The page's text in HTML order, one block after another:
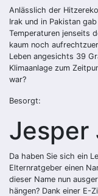
Anlässlich der
Irak und in Pakistan
Temperaturen jenseits
kaum noch
Leben angesichts 39
Klimaanlage zum
war?
Besorgt:
Jesper
Da haben Sie sich ein
Elternratgeber einen
dieser Name nun
hängen? Dank einer E-